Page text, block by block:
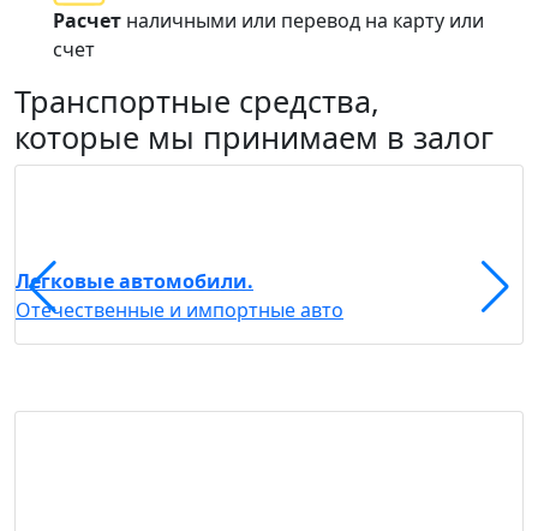
Расчет наличными или перевод на карту или
счет
Транспортные средства,
которые мы принимаем в залог
Легковые автомобили.
Отечественные и импортные авто